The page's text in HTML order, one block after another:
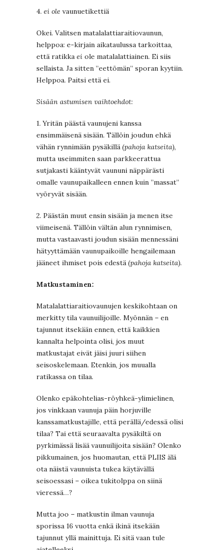
4. ei ole vaunuetikettiä
Okei. Valitsen matalalattiaraitiovaunun,
helppoa: e-kirjain aikataulussa tarkoittaa,
että ratikka ei ole matalalattiainen. Ei siis
sellaista. Ja sitten ”eettömän” sporan kyytiin.
Helppoa. Paitsi että ei.
Sisään astumisen vaihtoehdot:
1. Yritän päästä vaunujeni kanssa
ensimmäisenä sisään. Tällöin joudun ehkä
vähän rynnimään pysäkillä (pahoja katseita),
mutta useimmiten saan parkkeerattua
sutjakasti kääntyvät vaununi näppärästi
omalle vaunupaikalleen ennen kuin ”massat”
vyöryvät sisään.
2. Päästän muut ensin sisään ja menen itse
viimeisenä. Tällöin vältän alun rynnimisen,
mutta vastaavasti joudun sisään mennessäni
hätyyttämään vaunupaikoille hengailemaan
jääneet ihmiset pois edestä (pahoja katseita).
Matkustaminen:
Matalalattiaraitiovaunujen keskikohtaan on
merkitty tila vaunuilijoille. Myönnän – en
tajunnut itsekään ennen, että kaikkien
kannalta helpointa olisi, jos muut
matkustajat eivät jäisi juuri siihen
seisoskelemaan. Etenkin, jos muualla
ratikassa on tilaa.
Olenko epäkohtelias-röyhkeä-ylimielinen,
jos vinkkaan vaunuja päin horjuville
kanssamatkustajille, että perällä/edessä olisi
tilaa? Tai että seuraavalta pysäkiltä on
pyrkimässä lisää vaunuilijoita sisään? Olenko
pikkumainen, jos huomautan, että PLIIS älä
ota näistä vaunuista tukea käytävällä
seisoessasi – oikea tukitolppa on siinä
vieressä…?
Mutta joo – matkustin ilman vaunuja
sporissa 16 vuotta enkä ikinä itsekään
tajunnut yllä mainittuja. Ei sitä vaan tule